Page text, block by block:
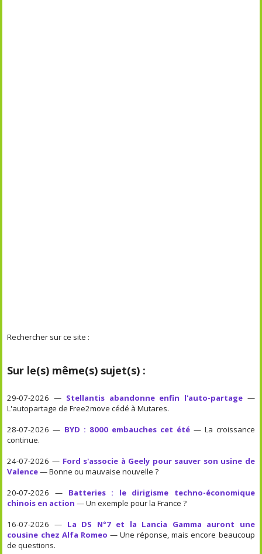
Rechercher sur ce site :
Sur le(s) même(s) sujet(s) :
29-07-2026 — Stellantis abandonne enfin l'auto-partage—
L'autopartage de Free2move cédé à Mutares.
28-07-2026 — BYD : 8000 embauches cet été— La croissance
continue.
24-07-2026 — Ford s'associe à Geely pour sauver son usine de
Valence— Bonne ou mauvaise nouvelle ?
20-07-2026 — Batteries : le dirigisme techno-économique
chinois en action — Un exemple pour la France ?
16-07-2026 — La DS N°7 et la Lancia Gamma auront une
cousine chez Alfa Romeo — Une réponse, mais encore beaucoup
de questions.